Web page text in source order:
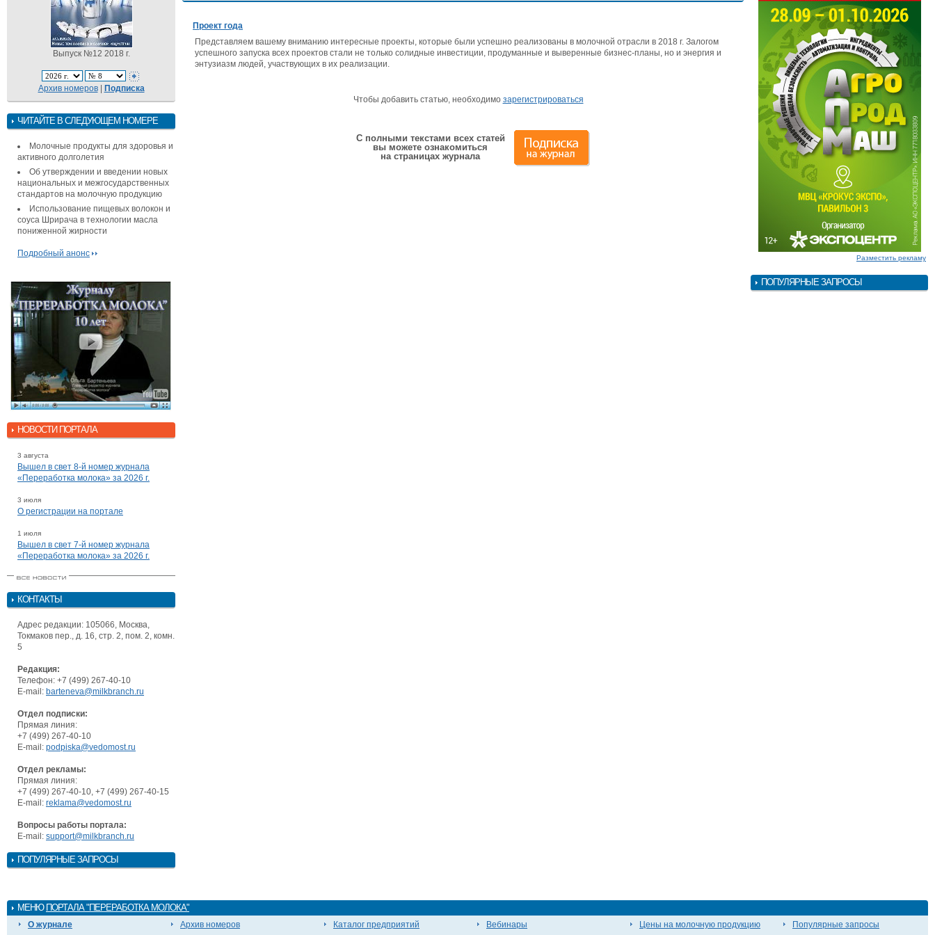
Выпуск №12 2018 г.
Архив номеров| Подписка
ЧИТАЙТЕ В СЛЕДУЮЩЕМ НОМЕРЕ
Молочные продукты для здоровья и
активного долголетия
Об утверждении и введении новых
национальных и межгосударственных
стандартов на молочную продукцию
Использование пищевых волокон и
соуса Шрирача в технологии масла
пониженной жирности
Подробный анонс
НОВОСТИ ПОРТАЛА
3 августа
Вышел в свет 8-й номер журнала
«Переработка молока» за 2026 г.
3 июля
О регистрации на портале
1 июля
Вышел в свет 7-й номер журнала
«Переработка молока» за 2026 г.
КОНТАКТЫ
Адрес редакции: 105066, Москва,
Токмаков пер., д. 16, стр. 2, пом. 2, комн.
5
Редакция:
Телефон: +7 (499) 267-40-10
E-mail: barteneva@milkbranch.ru
Отдел подписки:
Прямая линия:
+7 (499) 267-40-10
E-mail: podpiska@vedomost.ru
Отдел рекламы:
Прямая линия:
+7 (499) 267-40-10, +7 (499) 267-40-15
E-mail: reklama@vedomost.ru
Вопросы работы портала:
E-mail: support@milkbranch.ru
ПОПУЛЯРНЫЕ ЗАПРОСЫ
Проект года
Представляем вашему вниманию интересные проекты, которые были успешно реализованы в молочной отрасли в 2018 г. Залогом
успешного запуска всех проектов стали не только солидные инвестиции, продуманные и выверенные бизнес-планы, но и энергия и
энтузиазм людей, участвующих в их реализации.
Чтобы добавить статью, необходимо зарегистрироваться
С полными текстами всех статей
вы можете ознакомиться
на страницах журнала
Разместить рекламу
ПОПУЛЯРНЫЕ ЗАПРОСЫ
МЕНЮ ПОРТАЛА "ПЕРЕРАБОТКА МОЛОКА"
О журнале
Архив номеров
Каталог предприятий
Вебинары
Цены на молочную продукцию
Популярные запросы